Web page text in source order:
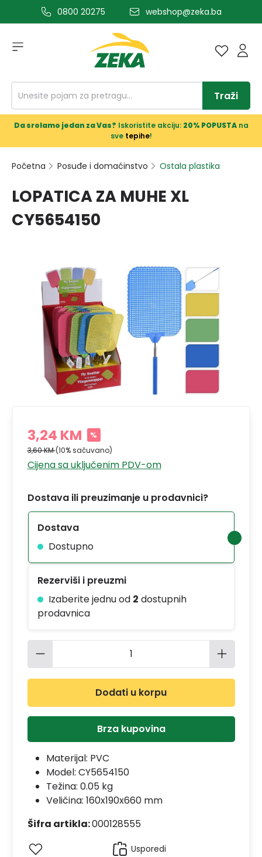
glavni sadržaj0800 20275 webshop@zeka.ba
Traži
Da srolamo jedan za Vas? Iskoristite akciju: 20% POPUSTAna
sve tepihe!
Početna Posuđe i domaćinstvo Ostala plastika
LOPATICA ZA MUHE XL
CY5654150
3,24 KM %
3,60 KM(10% sačuvano)
Cijena sa uključenim PDV-om
Dostava ili preuzimanje u prodavnici?
Dostava
Dostupno
Rezerviši i preuzmi
Izaberite jednu od 2 dostupnih
prodavnica
Količina proizvoda: Unesite
Dodati u korpu
Brza kupovina
Materijal: PVC
Model: CY5654150
Težina: 0.05 kg
Veličina: 160x190x660 mm
Šifra artikla:000128555
Usporedi